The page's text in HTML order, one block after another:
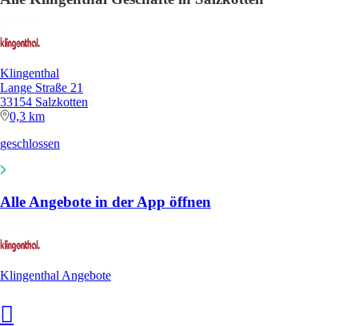
Klingenthal
Lange Straße 21
33154 Salzkotten
0,3 km
geschlossen
Alle Angebote in der App öffnen
Klingenthal Angebote